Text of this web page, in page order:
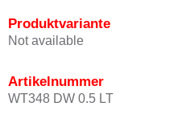
Produktvariante
Not available
Artikelnummer
WT348 DW 0.5 LT